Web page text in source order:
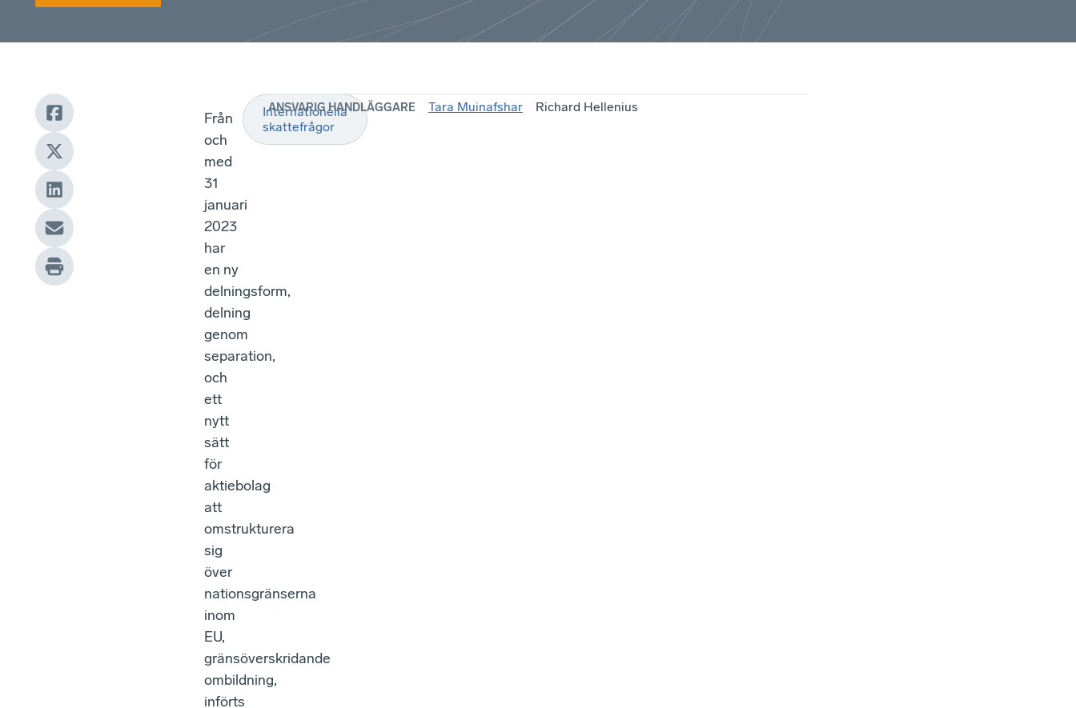
Från
och
med
31
januari
2023
har
en ny
delningsform,
delning
genom
separation,
och
ett
nytt
sätt
för
aktiebolag
att
omstrukturera
sig
över
nationsgränserna
inom
EU,
gränsöverskridande
ombildning,
införts
Internationella
skattefrågor
ANSVARIG HANDLÄGGARE Tara Muinafshar Richard Hellenius